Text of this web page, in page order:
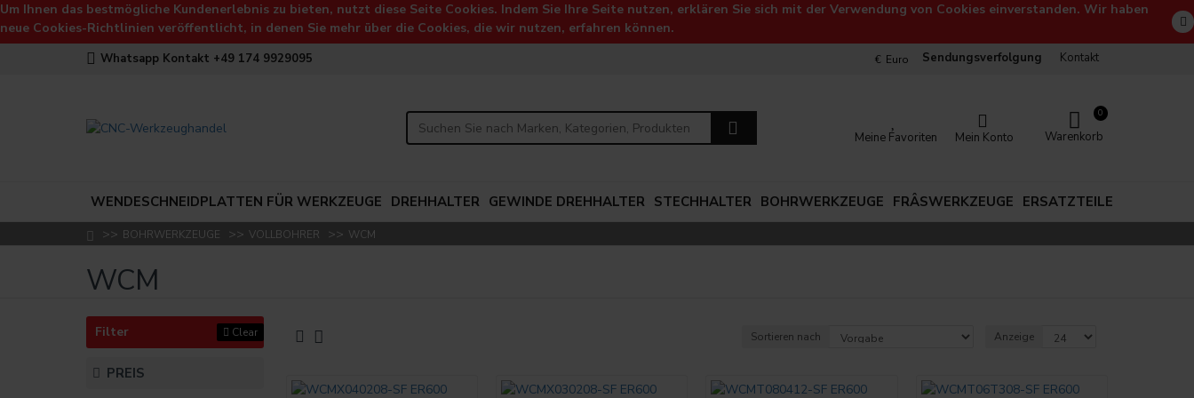
Um Ihnen das bestmögliche Kundenerlebnis zu bieten, nutzt diese Seite Cookies. Indem Sie Ihre Seite nutzen, erklären Sie sich mit der Verwendung von Cookies einverstanden. Wir haben
neue Cookies-Richtlinien veröffentlicht, in denen Sie mehr über die Cookies, die wir nutzen, erfahren können.
Whatsapp Kontakt +49 174 9929095 € Euro Sendungsverfolgung Kontakt
Meine Favoriten Mein Konto Warenkorb
0
WENDESCHNEIDPLATTEN FÜR WERKZEUGE DREHHALTER GEWINDE DREHHALTER STECHHALTER BOHRWERKZEUGE FRÂSWERKZEUGE ERSATZTEILE
BOHRWERKZEUGE VOLLBOHRER WCM
WCM
Filter Clear
PREIS
Sortieren nach Anzeige